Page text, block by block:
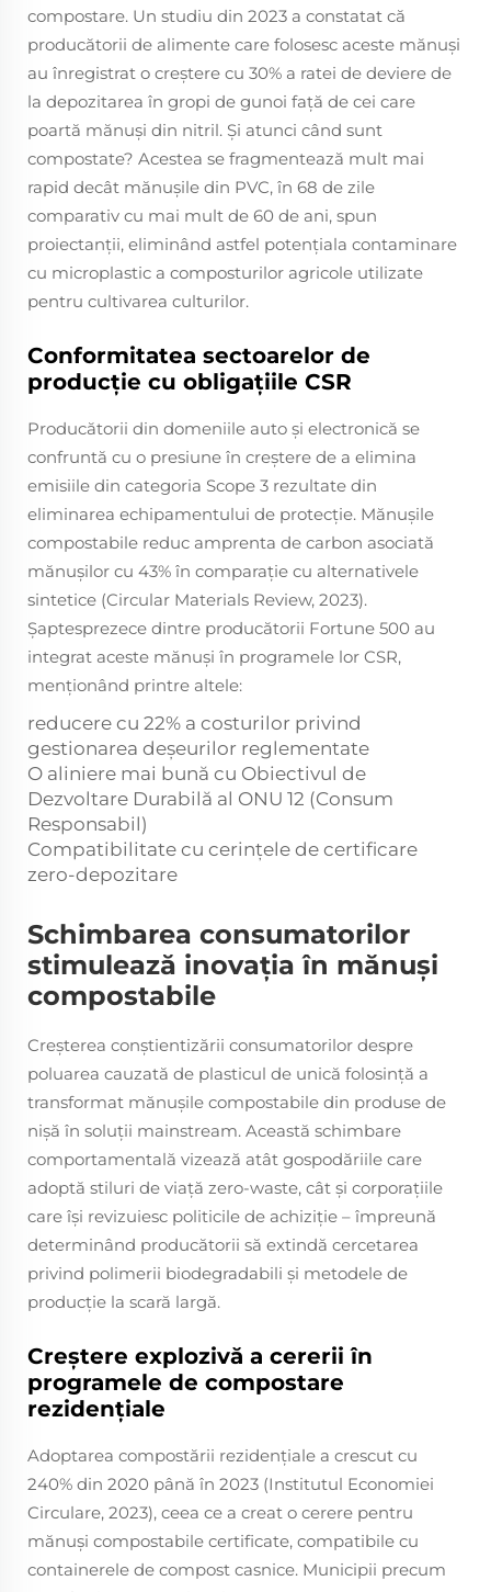
compostare. Un studiu din 2023 a constatat că
producătorii de alimente care folosesc aceste mănuși
au înregistrat o creștere cu 30% a ratei de deviere de
la depozitarea în gropi de gunoi față de cei care
poartă mănuși din nitril. Și atunci când sunt
compostate? Acestea se fragmentează mult mai
rapid decât mănușile din PVC, în 68 de zile
comparativ cu mai mult de 60 de ani, spun
proiectanții, eliminând astfel potențiala contaminare
cu microplastic a composturilor agricole utilizate
pentru cultivarea culturilor.
Conformitatea sectoarelor de
producție cu obligațiile CSR
Producătorii din domeniile auto și electronică se
confruntă cu o presiune în creștere de a elimina
emisiile din categoria Scope 3 rezultate din
eliminarea echipamentului de protecție. Mănușile
compostabile reduc amprenta de carbon asociată
mănușilor cu 43% în comparație cu alternativele
sintetice (Circular Materials Review, 2023).
Șaptesprezece dintre producătorii Fortune 500 au
integrat aceste mănuși în programele lor CSR,
menționând printre altele:
reducere cu 22% a costurilor privind
gestionarea deșeurilor reglementate
O aliniere mai bună cu Obiectivul de
Dezvoltare Durabilă al ONU 12 (Consum
Responsabil)
Compatibilitate cu cerințele de certificare
zero-depozitare
Schimbarea consumatorilor
stimulează inovația în mănuși
compostabile
Creșterea conștientizării consumatorilor despre
poluarea cauzată de plasticul de unică folosință a
transformat mănușile compostabile din produse de
nișă în soluții mainstream. Această schimbare
comportamentală vizează atât gospodăriile care
adoptă stiluri de viață zero-waste, cât și corporațiile
care își revizuiesc politicile de achiziție – împreună
determinând producătorii să extindă cercetarea
privind polimerii biodegradabili și metodele de
producție la scară largă.
Creștere explozivă a cererii în
programele de compostare
rezidențiale
Adoptarea compostării rezidențiale a crescut cu
240% din 2020 până în 2023 (Institutul Economiei
Circulare, 2023), ceea ce a creat o cerere pentru
mănuși compostabile certificate, compatibile cu
containerele de compost casnice. Municipii precum